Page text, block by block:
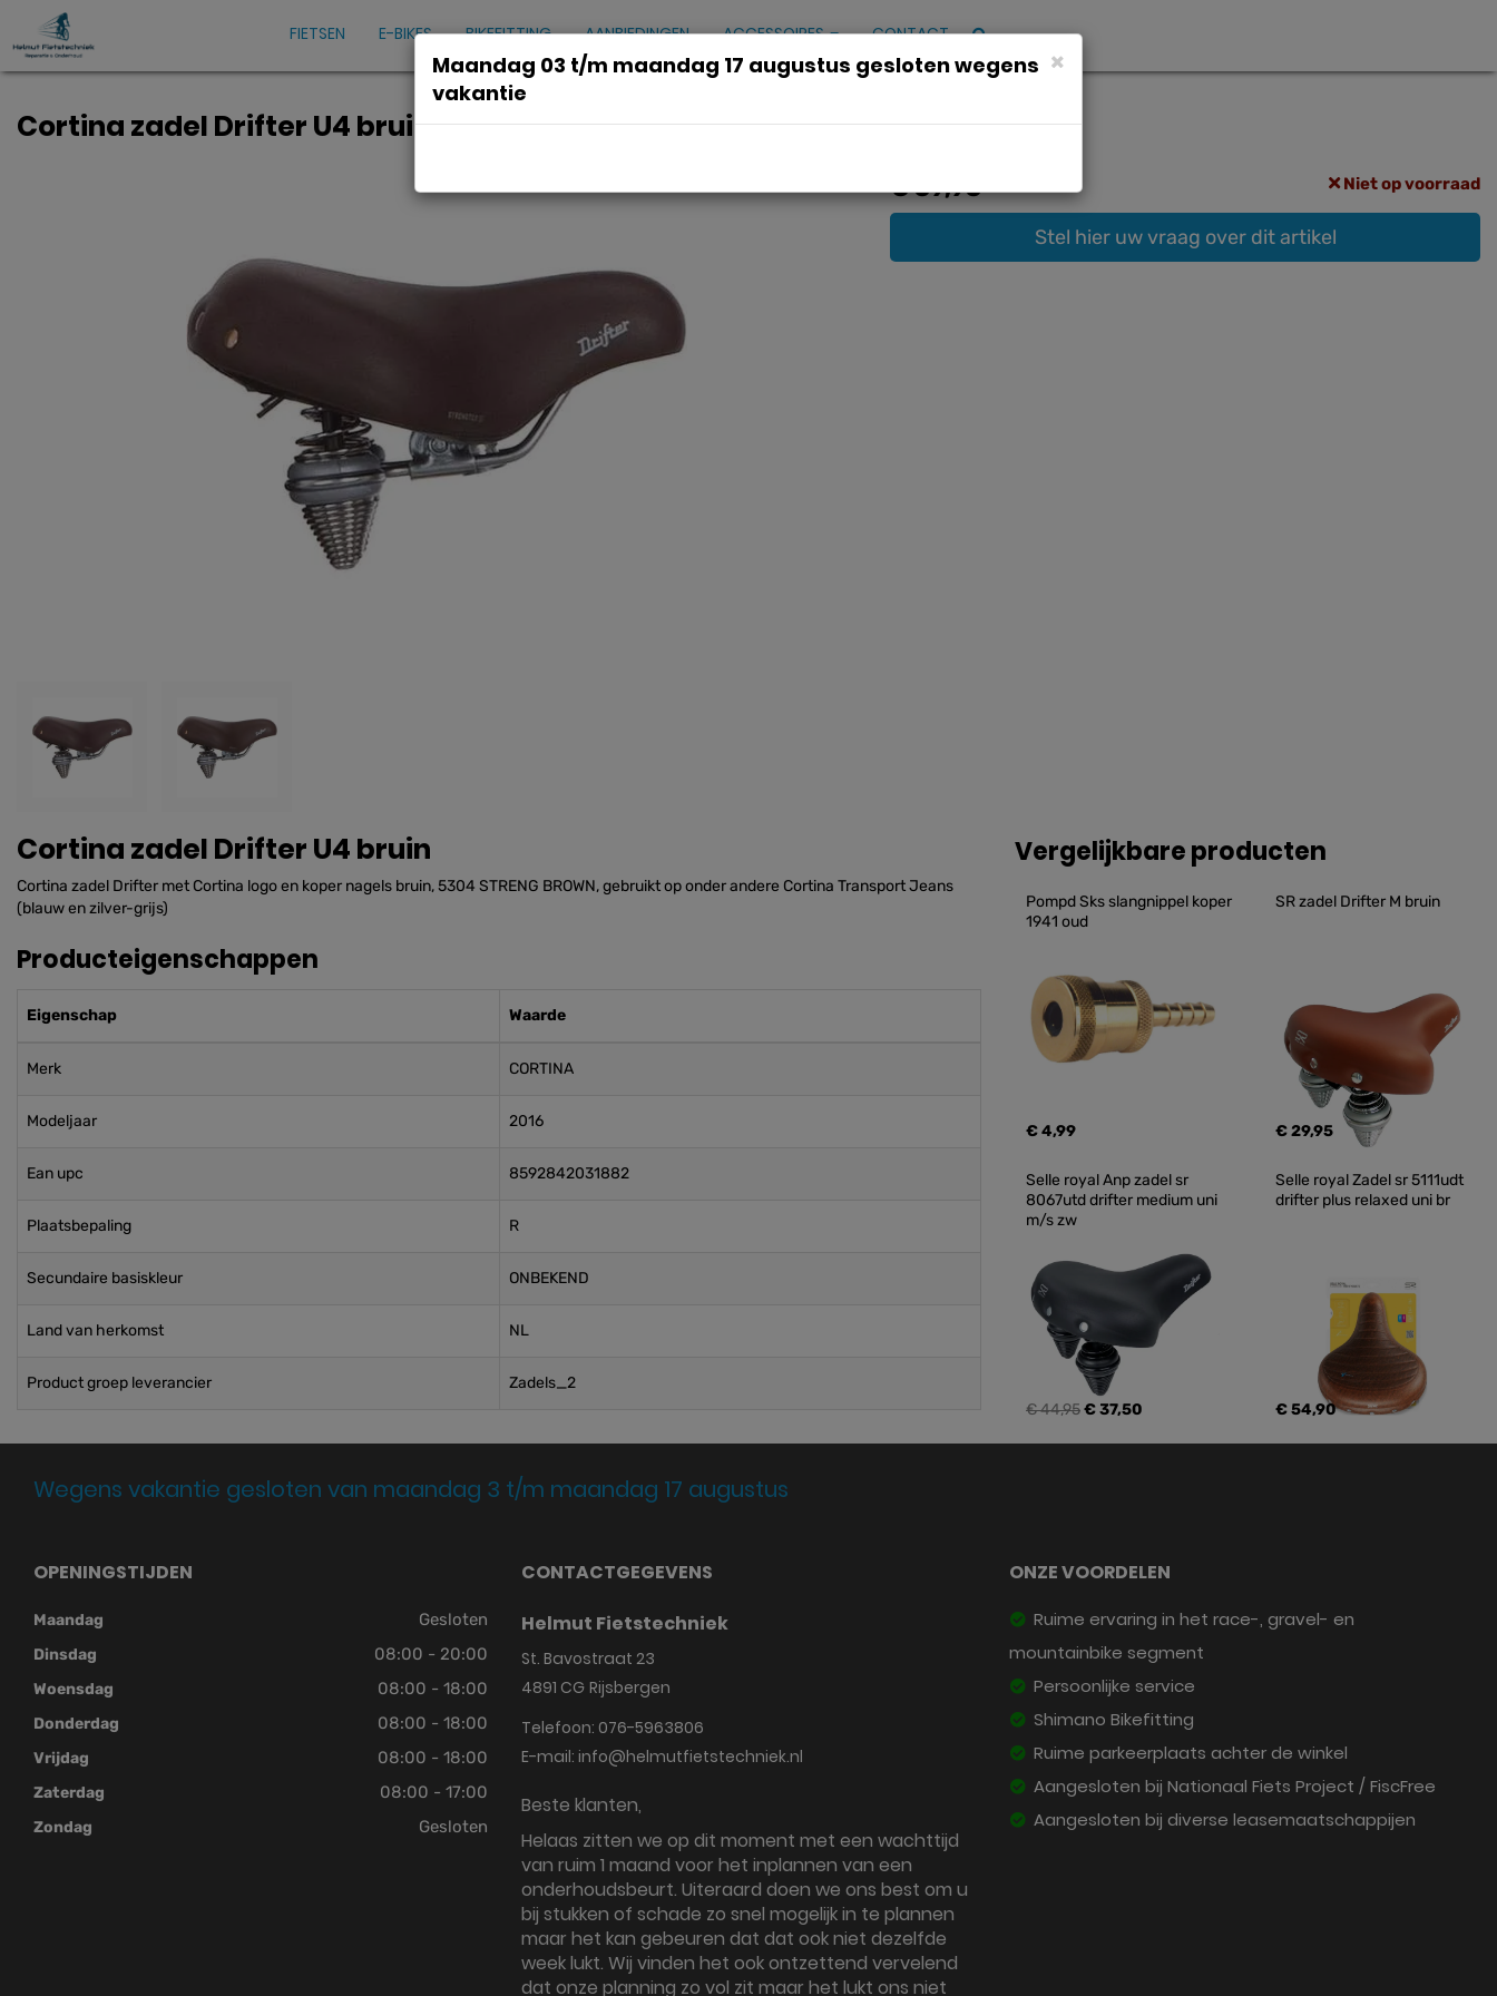
FIETSEN E-BIKES BIKEFITTING AANBIEDINGEN ACCESSOIRES CONTACT
Cortina zadel Drifter U4 bruin
€ 59,95 Niet op voorraad
Stel hier uw vraag over dit artikel
Cortina zadel Drifter U4 bruin
Cortina zadel Drifter met Cortina logo en koper nagels bruin, 5304 STRENG BROWN, gebruikt op onder andere Cortina Transport Jeans
(blauw en zilver-grijs)
Producteigenschappen
Eigenschap Waarde
Merk CORTINA
Modeljaar 2016
Ean upc 8592842031882
Plaatsbepaling R
Secundaire basiskleur ONBEKEND
Land van herkomst NL
Product groep leverancier Zadels_2
Vergelijkbare producten
Pompd Sks slangnippel koper
1941 oud
€ 4,99
SR zadel Drifter M bruin
€ 29,95
Selle royal Anp zadel sr
8067utd drifter medium uni
m/s zw
€ 44,95€ 37,50
Selle royal Zadel sr 5111udt
drifter plus relaxed uni br
€ 54,90
Wegens vakantie gesloten van maandag 3 t/m maandag 17 augustus
OPENINGSTIJDEN
Maandag Gesloten
Dinsdag 08:00 - 20:00
Woensdag 08:00 - 18:00
Donderdag 08:00 - 18:00
Vrijdag 08:00 - 18:00
Zaterdag 08:00 - 17:00
Zondag Gesloten
CONTACTGEGEVENS
Helmut Fietstechniek
St. Bavostraat 23
4891 CG Rijsbergen
Telefoon: 076-5963806
E-mail: info@helmutfietstechniek.nl
Beste klanten,
Helaas zitten we op dit moment met een wachttijd
van ruim 1 maand voor het inplannen van een
onderhoudsbeurt. Uiteraard doen we ons best om u
bij stukken of schade zo snel mogelijk in te plannen
maar het kan gebeuren dat dat ook niet dezelfde
week lukt. Wij vinden het ook ontzettend vervelend
dat onze planning zo vol zit maar het lukt ons niet
ONZE VOORDELEN
Ruime ervaring in het race-, gravel- en
mountainbike segment
Persoonlijke service
Shimano Bikefitting
Ruime parkeerplaats achter de winkel
Aangesloten bij Nationaal Fiets Project / FiscFree
Aangesloten bij diverse leasemaatschappijen
×
Maandag 03 t/m maandag 17 augustus gesloten wegens
vakantie